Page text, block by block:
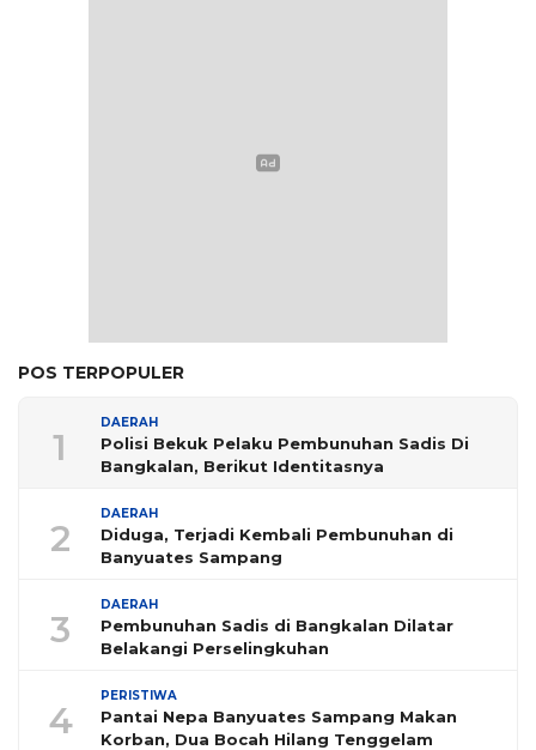
POS TERPOPULER
1
DAERAH
Polisi Bekuk Pelaku Pembunuhan Sadis Di
Bangkalan, Berikut Identitasnya
2
DAERAH
Diduga, Terjadi Kembali Pembunuhan di
Banyuates Sampang
3
DAERAH
Pembunuhan Sadis di Bangkalan Dilatar
Belakangi Perselingkuhan
4
PERISTIWA
Pantai Nepa Banyuates Sampang Makan
Korban, Dua Bocah Hilang Tenggelam